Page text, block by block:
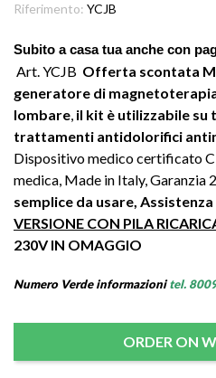
Riferimento: YCJB
Subito a casa tua anche con
Art. YCJB Offerta scontata
generatore di
lombare, il kit è utilizzabile
trattamenti antidolorifici
Dispositivo medico certificato
medica, Made in Italy, Garanzia
semplice da usare,
VERSIONE CON PILA
230V IN OMAGGIO
Numero Verde informazioni tel.
ORDER ON